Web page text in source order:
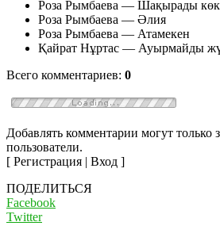
Роза Рымбаева — Шақырады
Роза Рымбаева — Әлия
Роза Рымбаева — Атамекен
Қайрат Нұртас — Ауырмайды
Всего комментариев: 0
Добавлять комментарии могут только
пользователи.
[ Регистрация | Вход ]
ПОДЕЛИТЬСЯ
Facebook
Twitter